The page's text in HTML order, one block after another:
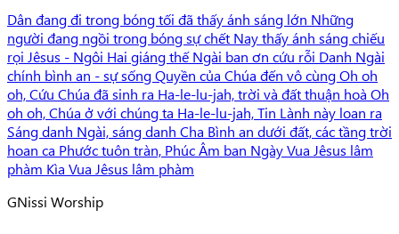
Dân đang đi trong bóng tối đã thấy ánh sáng lớn Những
người đang ngồi trong bóng sự chết Nay thấy ánh sáng chiếu
rọi Jêsus - Ngôi Hai giáng thế Ngài ban ơn cứu rỗi Danh Ngài
chính bình an - sự sống Quyền của Chúa đến vô cùng Oh oh
oh, Cứu Chúa đã sinh ra Ha-le-lu-jah, trời và đất thuận hoà Oh
oh oh, Chúa ở với chúng ta Ha-le-lu-jah, Tin Lành này loan ra
Sáng danh Ngài, sáng danh Cha Bình an dưới đất, các tầng trời
hoan ca Phước tuôn tràn, Phúc Âm ban Ngày Vua Jêsus lâm
phàm Kìa Vua Jêsus lâm phàm
GNissi Worship